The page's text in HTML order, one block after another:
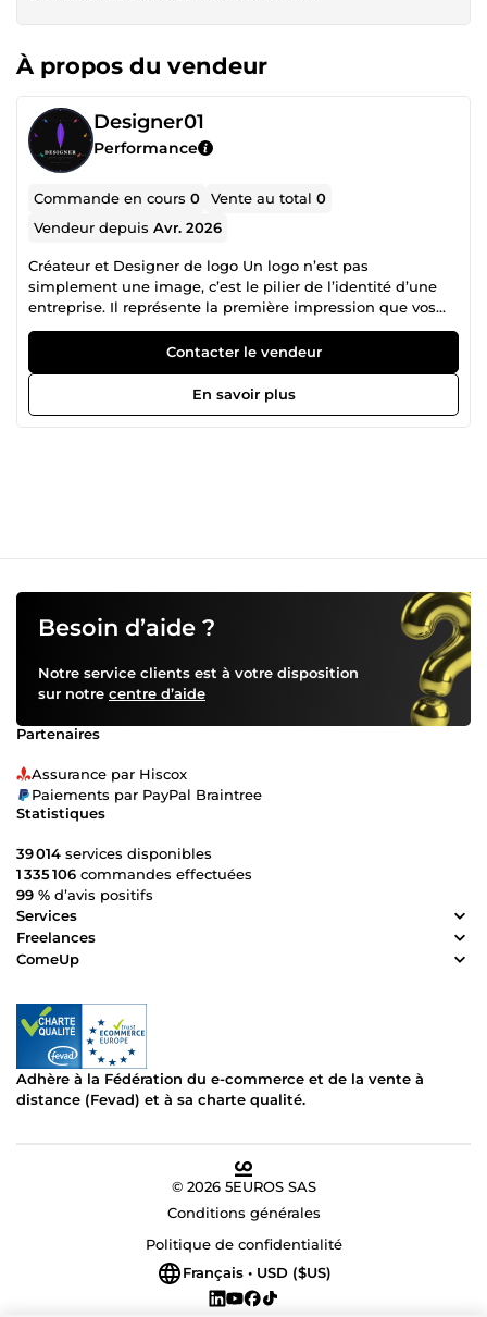
À propos du vendeur
Designer01
Performance
Commande en cours0 Vente au total0
Vendeur depuisAvr. 2026
Créateur et Designer de logo Un logo n’est pas
simplement une image, c’est le pilier de l’identité d’une
entreprise. Il représente la première impression que vos
clients auront de vous, souvent en quelques secondes
seulement. Dans des secteurs où la confiance est
essentielle, comme le commerce ou les services, un logo
professionnel permet immédiatement de rassurer,
crédibiliser et valoriser votre activité. Investir dans un logo,
Contacter le vendeur
En savoir plus
Besoin d’aide ?
Notre service clients est à votre disposition
sur notre centre d’aide
Partenaires
Assurance par Hiscox
Paiements par PayPal Braintree
Statistiques
39 014 services disponibles
1 335 106 commandes effectuées
99 % d’avis positifs
Services
Freelances
ComeUp
Adhère à la Fédération du e-commerce et de la vente à
distance (Fevad) et à sa charte qualité.
© 2026 5EUROS SAS
Conditions générales
Politique de confidentialité
Français • USD ($US)